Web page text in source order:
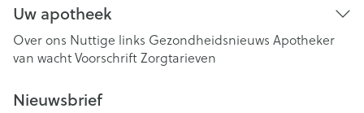
Uw apotheek
Over ons Nuttige links Gezondheidsnieuws Apotheker
van wachtVoorschriftZorgtarieven
Nieuwsbrief